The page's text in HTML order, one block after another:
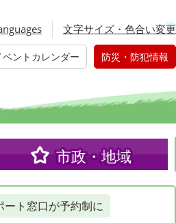
文字サイズ・色合い変更
ベントカレンダー 防災・防犯情報
市政・地域
ート窓口が予約制に